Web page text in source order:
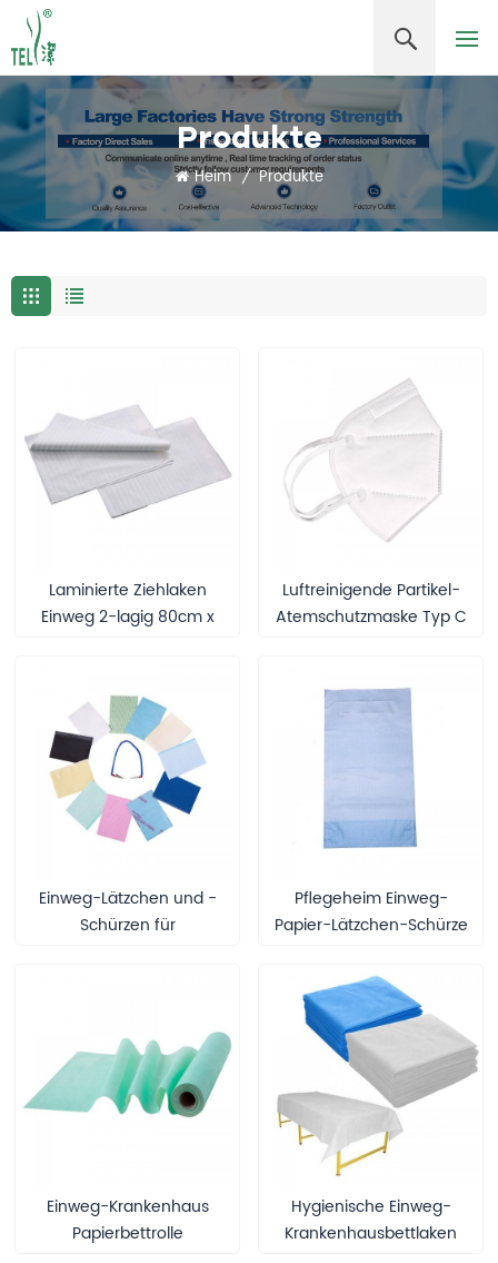
Produkte
Heim / Produkte
Laminierte Ziehlaken
Einweg 2-lagig 80cm x
Luftreinigende Partikel-
Atemschutzmaske Typ C
Einweg-Lätzchen und -
Schürzen für
Pflegeheim Einweg-
Papier-Lätzchen-Schürze
Einweg-Krankenhaus
Papierbettrolle
Hygienische Einweg-
Krankenhausbettlaken